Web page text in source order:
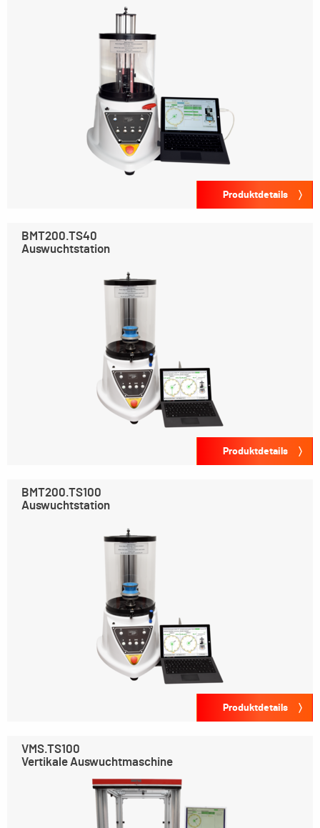
Produktdetails
BMT200.TS40
Auswuchtstation
Produktdetails
BMT200.TS100
Auswuchtstation
Produktdetails
VMS.TS100
Vertikale Auswuchtmaschine